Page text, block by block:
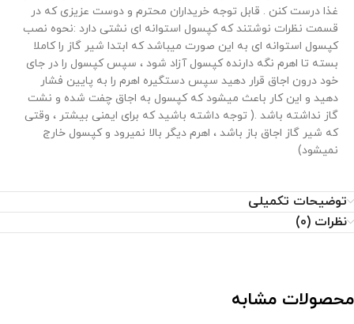
غذا درست کنن . قابل توجه خریداران محترم و دوست عزیزی که در
قسمت نظرات نوشتند که کپسول استوانه ای نشتی دارد :نحوه نصب
کپسول استوانه ای به این صورت میباشد که ابتدا شیر گاز را کاملا
بسته تا اهرم نگه دارنده کپسول آزاد شود ، سپس کپسول را در جای
خود درون اجاق قرار دهید سپس دستگیره اهرم را به پایین فشار
دهید و این کار باعث میشود که کپسول به اجاق چفت شده و نشت
گاز نداشته باشد .( توجه داشته باشید که برای ایمنی بیشتر ، وقتی
که شیر گاز اجاق باز باشد ، اهرم دیگر بالا نمیرود و کپسول خارج
نمیشود)
توضیحات تکمیلی
نظرات (0)
محصولات مشابه